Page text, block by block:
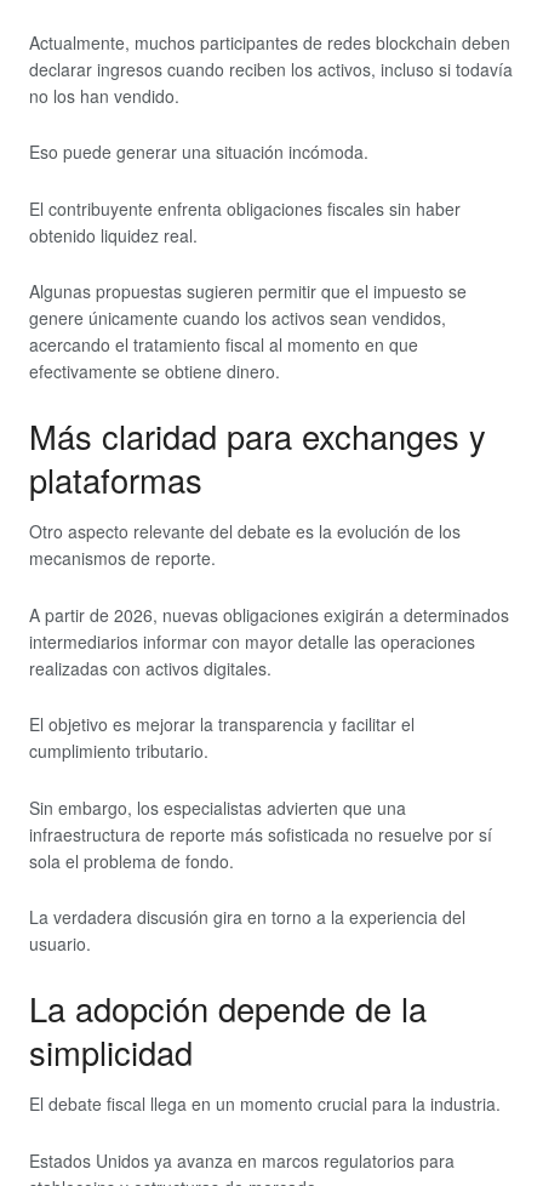
Actualmente, muchos participantes de redes blockchain deben
declarar ingresos cuando reciben los activos, incluso si todavía
no los han vendido.
Eso puede generar una situación incómoda.
El contribuyente enfrenta obligaciones fiscales sin haber
obtenido liquidez real.
Algunas propuestas sugieren permitir que el impuesto se
genere únicamente cuando los activos sean vendidos,
acercando el tratamiento fiscal al momento en que
efectivamente se obtiene dinero.
Más claridad para exchanges y
plataformas
Otro aspecto relevante del debate es la evolución de los
mecanismos de reporte.
A partir de 2026, nuevas obligaciones exigirán a determinados
intermediarios informar con mayor detalle las operaciones
realizadas con activos digitales.
El objetivo es mejorar la transparencia y facilitar el
cumplimiento tributario.
Sin embargo, los especialistas advierten que una
infraestructura de reporte más sofisticada no resuelve por sí
sola el problema de fondo.
La verdadera discusión gira en torno a la experiencia del
usuario.
La adopción depende de la
simplicidad
El debate fiscal llega en un momento crucial para la industria.
Estados Unidos ya avanza en marcos regulatorios para